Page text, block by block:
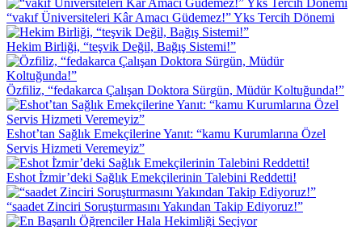
“vakıf Üniversiteleri Kâr Amacı Güdemez!” Yks Tercih Dönemi
Hekim Birliği, “teşvik Değil, Bağış Sistemi!”
Özfiliz, “fedakarca Çalışan Doktora Sürgün, Müdür Koltuğunda!”
Eshot’tan Sağlık Emekçilerine Yanıt: “kamu Kurumlarına Özel
Servis Hizmeti Veremeyiz”
Eshot İ̇zmir’deki Sağlık Emekçilerinin Talebini Reddetti!
“saadet Zinciri Soruşturmasını Yakından Takip Ediyoruz!”